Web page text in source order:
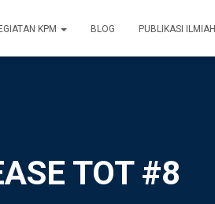
KPM BLOG PUBLIKASI ILMIAH
TOT #8